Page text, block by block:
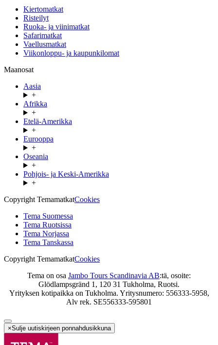
Kiertomatkat
Risteilyt
Ruoka- ja viinimatkat
Safarimatkat
Vaellusmatkat
Viikonloppu- ja kaupunkilomat
Maanosat
Aasia
+
Afrikka
+
Etelä-Amerikka
+
Eurooppa
+
Oseania
+
Pohjois- ja Keski-Amerikka
+
Copyright TemamatkatCookies
Tema Suomessa
Tema Ruotsissa
Tema Norjassa
Tema Tanskassa
Copyright TemamatkatCookies
Tema on osa Jambo Tours Scandinavia AB:tä, osoite:
Glödlampsgränd 1, 120 31 Tukholma, Ruotsi.
Yrityksen kotipaikka on Tukholma. Yritysnumero: 556333-5958,
Alv rek. SE556333-595801
×Sulje uutiskirjeen ponnahdusikkuna